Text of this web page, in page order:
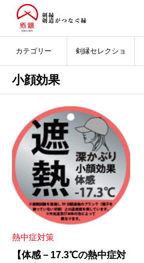
カテゴリー 剣縁セレクショ
小顔効果
熱中症対策
【体感－17.3℃の熱中症対